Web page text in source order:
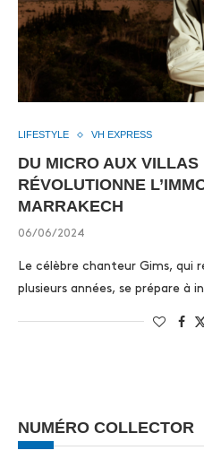
LIFESTYLE VH EXPRESS
DU MICRO AUX VILLAS
RÉVOLUTIONNE
MARRAKECH
06/06/2024
Le célèbre chanteur Gims, qui
plusieurs années, se prépare à
NUMÉRO COLLECTOR